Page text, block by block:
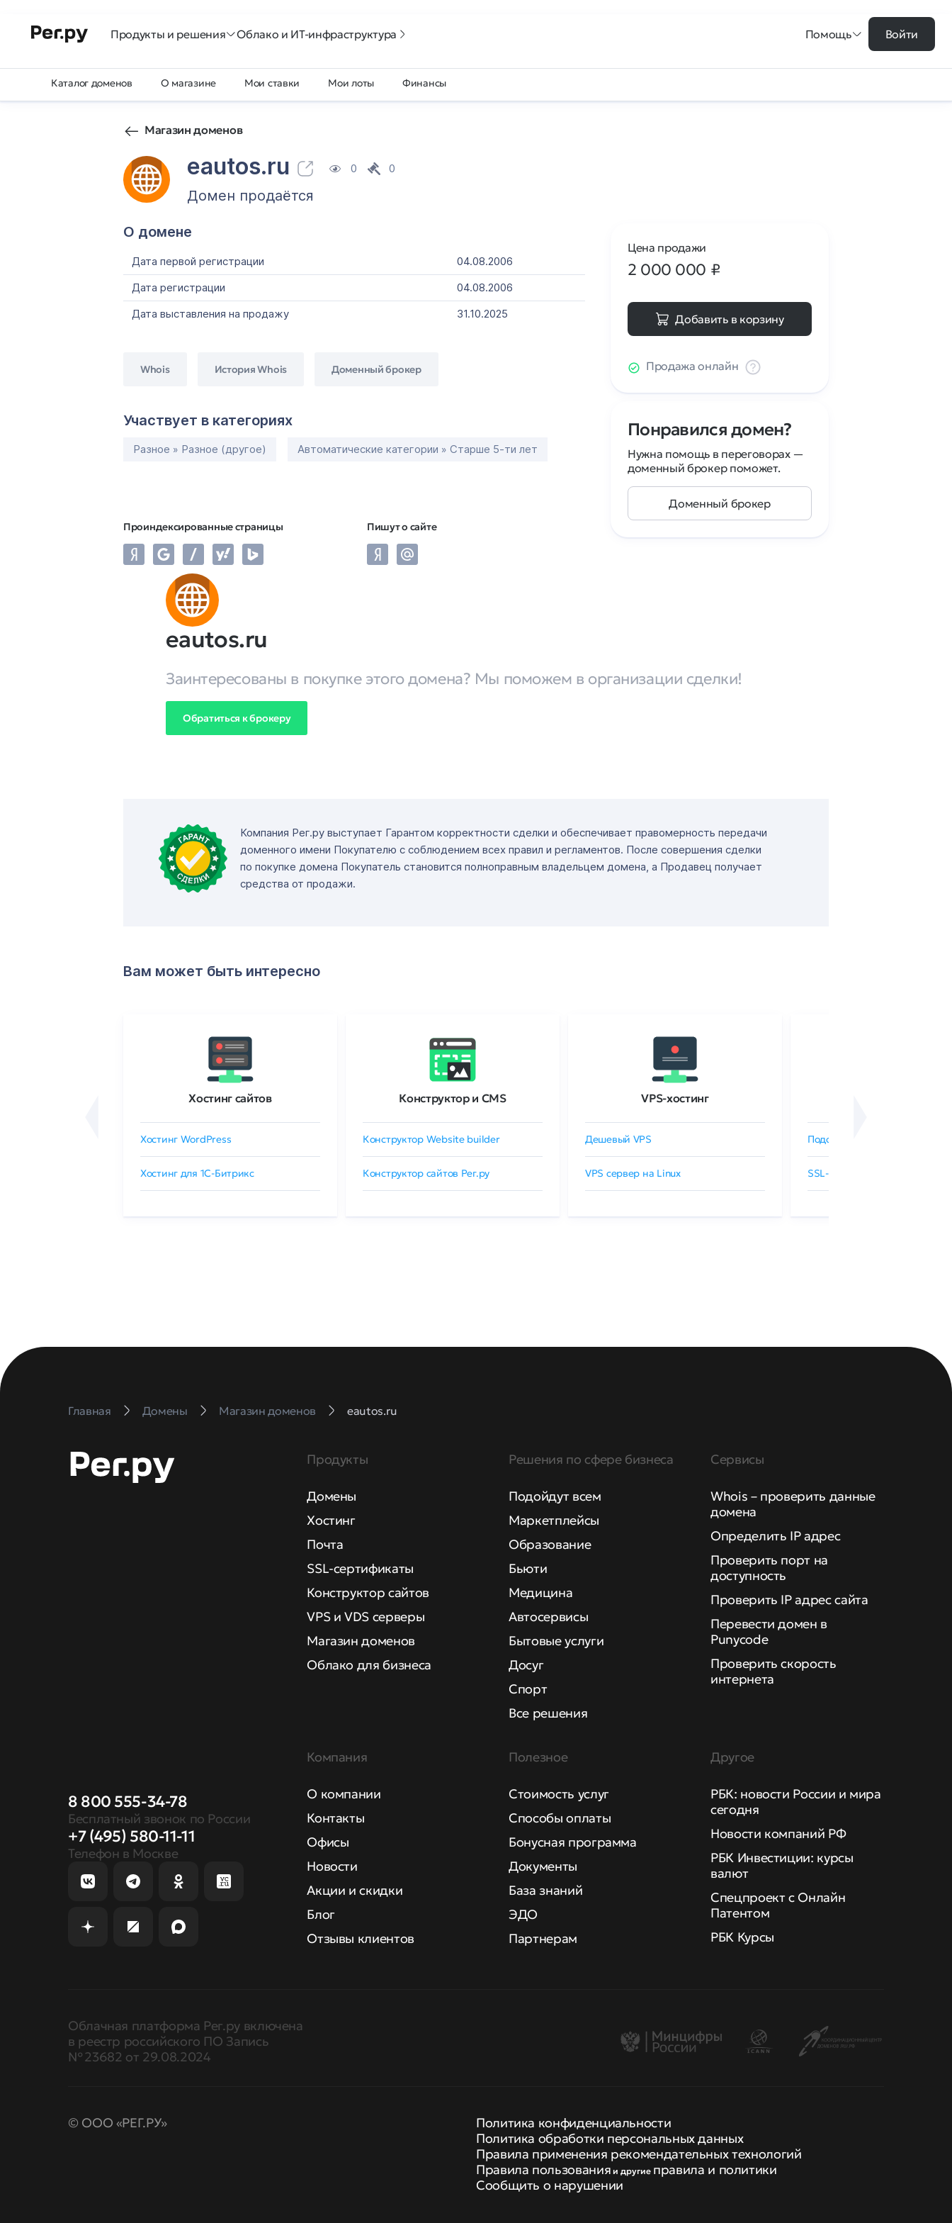
Продукты и решения Облако и ИТ-инфраструктура Помощь Войти
Каталог доменов О магазине Мои ставки Мои лоты Финансы
Магазин доменов
eautos.ru 0 0
Домен продаётся
О домене
Дата первой регистрации
04.08.2006
Дата регистрации
04.08.2006
Дата выставления на продажу
31.10.2025
Whois История Whois Доменный брокер
Участвует в категориях
Разное » Разное (другое) Автоматические категории » Старше 5-ти лет
Проиндексированные страницы Пишут о сайте
Цена продажи
2 000 000 ₽
Добавить в корзину
Продажа онлайн
Понравился домен?
Нужна помощь в переговорах —
доменный брокер поможет.
Доменный брокер
eautos.ru
Заинтересованы в покупке этого домена? Мы поможем в организации сделки!
Обратиться к брокеру
Компания Рег.ру выступает Гарантом корректности сделки и обеспечивает правомерность передачи
доменного имени Покупателю с соблюдением всех правил и регламентов. После совершения сделки
по покупке домена Покупатель становится полноправным владельцем домена, а Продавец получает
средства от продажи.
Вам может быть интересно
Хостинг сайтов
Хостинг WordPress
Хостинг для 1C-Битрикс
Конструктор и CMS
Конструктор Website builder
Конструктор сайтов Рег.ру
VPS-хостинг
Дешевый VPS
VPS сервер на Linux
Подобрать SSL-сертификат
SSL-сертификаты GlobalSign
Главная Домены Магазин доменов eautos.ru
8 800 555-34-78
Бесплатный звонок по России
+7 (495) 580-11-11
Телефон в Москве
Продукты
Домены
Хостинг
Почта
SSL-сертификаты
Конструктор сайтов
VPS и VDS серверы
Магазин доменов
Облако для бизнеса
Решения по сфере бизнеса
Подойдут всем
Маркетплейсы
Образование
Бьюти
Медицина
Автосервисы
Бытовые услуги
Досуг
Спорт
Все решения
Сервисы
Whois – проверить данные
домена
Определить IP адрес
Проверить порт на
доступность
Проверить IP адрес сайта
Перевести домен в
Punycode
Проверить скорость
интернета
Компания
О компании
Контакты
Офисы
Новости
Акции и скидки
Блог
Отзывы клиентов
Полезное
Стоимость услуг
Способы оплаты
Бонусная программа
Документы
База знаний
ЭДО
Партнерам
Другое
РБК: новости России и мира
сегодня
Новости компаний РФ
РБК Инвестиции: курсы
валют
Спецпроект с Онлайн
Патентом
РБК Курсы
Облачная платформа Рег.ру включена
в реестр российского ПО Запись
№ 23682 от 29.08.2024
© ООО «РЕГ.РУ»
Политика конфиденциальности
Политика обработки персональных данных
Правила применения рекомендательных технологий
Правила пользования и другие правила и политики
Сообщить о нарушении